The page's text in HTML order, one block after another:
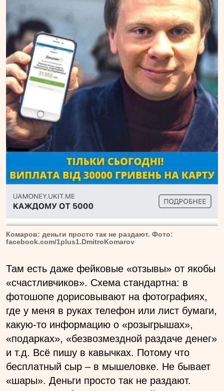
Комаров: деньги просто так не раздают. Фото:
facebook.com/1plus1.DmitroKomarov
Там есть даже фейковые «отзывы» от якобы
«счастливчиков». Схема стандартна: в
фотошопе дорисовывают на фотографиях,
где у меня в руках телефон или лист бумаги,
какую-то информацию о «розыгрышах»,
«подарках», «безвозмездной раздаче денег»
и т.д. Всё пишу в кавычках. Потому что
бесплатный сыр – в мышеловке. Не бывает
«шары». Деньги просто так не раздают.